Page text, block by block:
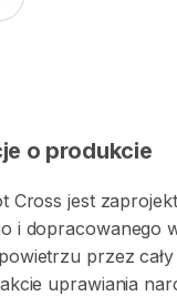
o produkcie
Cross jest
i dopracowanego
powietrzu przez cały
uprawiania